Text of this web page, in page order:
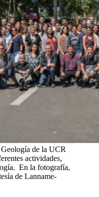
de la UCR
actividades,
En la fotografía,
de Lanname-